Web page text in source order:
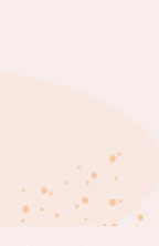
souhaitez grâce
des
de rasage, les
le soin de la